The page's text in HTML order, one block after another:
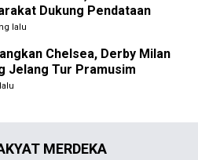
Dukung Pendataan
lalu
Chelsea, Derby Milan
Jelang Tur Pramusim
MERDEKA